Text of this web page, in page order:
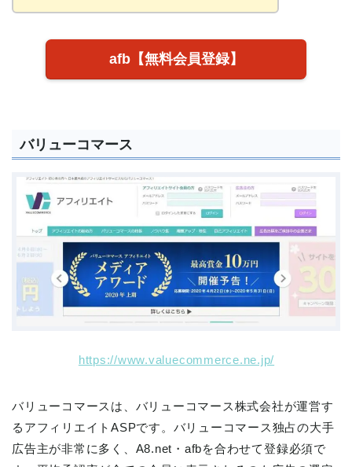
afb【無料会員登録】
バリューコマース
https://www.valuecommerce.ne.jp/
バリューコマースは、バリューコマース株式会社が運営す
るアフィリエイトASPです。バリューコマース独占の大手
広告主が非常に多く、A8.net・afbを合わせて登録必須で